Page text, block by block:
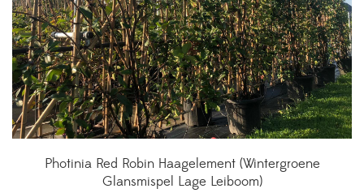
Photinia Red Robin Haagelement (Wintergroene
Glansmispel Lage Leiboom)